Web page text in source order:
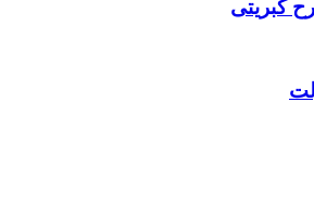
کبریتی